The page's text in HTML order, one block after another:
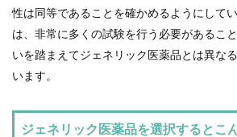
性は同等であることを確かめるようにして
は、非常に多くの試験を行う必要があるこ
いを踏まえてジェネリック医薬品とは異な
います。
ジェネリック医薬品を選択するとこ